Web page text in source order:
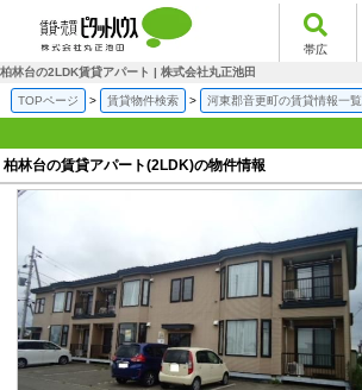
帯広
柏林台の2LDK賃貸アパート | 株式会社丸正池田
TOPページ 賃貸物件検索 河東郡音更町の賃貸情報一覧
柏林台の賃貸アパート(2LDK)の物件情報